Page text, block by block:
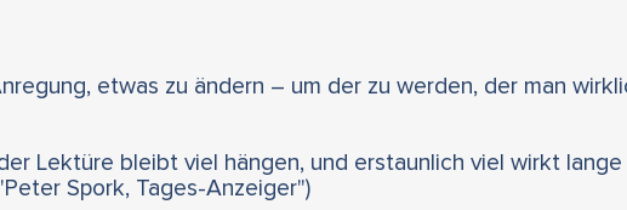
etwas zu ändern – um der zu werden, der man
Lektüre bleibt viel hängen, und erstaunlich viel wirkt lange
Spork, Tages-Anzeiger")